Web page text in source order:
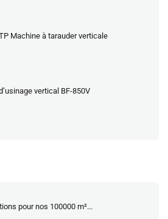
Machine à tarauder verticale
vertical BF-850V
pour nos 100000 m²...